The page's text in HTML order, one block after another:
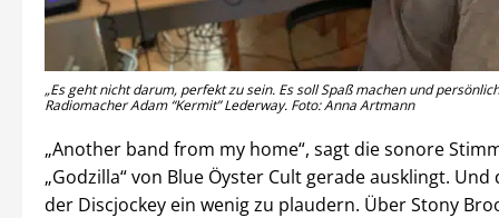
„Es geht nicht darum, perfekt zu sein. Es soll Spaß machen und
Radiomacher Adam “Kermit” Lederway. Foto: Anna Artmann
„Another band from my home“, sagt die sonore
„Godzilla“ von Blue Öyster Cult gerade ausklingt.
der Discjockey ein wenig zu plaudern. Über Stony